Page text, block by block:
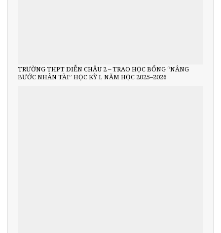
TRƯỜNG THPT DIỄN CHÂU 2 – TRAO HỌC BỔNG “NÂNG
BƯỚC NHÂN TÀI” HỌC KỲ I, NĂM HỌC 2025–2026